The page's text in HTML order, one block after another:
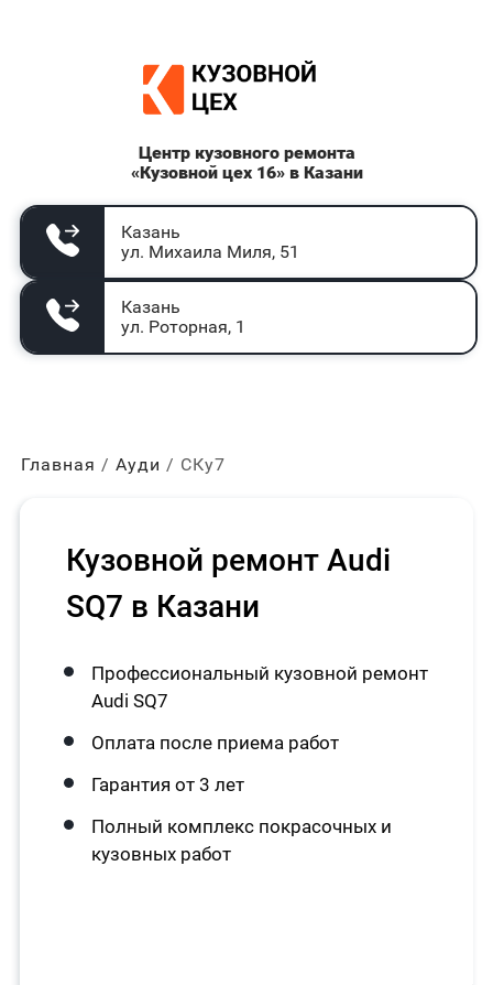
Центр кузовного ремонта
«Кузовной цех 16» в Казани
Казань
ул. Михаила Миля, 51
Казань
ул. Роторная, 1
Главная Ауди СКу7
Кузовной ремонт Audi
SQ7 в Казани
Профессиональный кузовной ремонт
Audi SQ7
Оплата после приема работ
Гарантия от 3 лет
Полный комплекс покрасочных и
кузовных работ